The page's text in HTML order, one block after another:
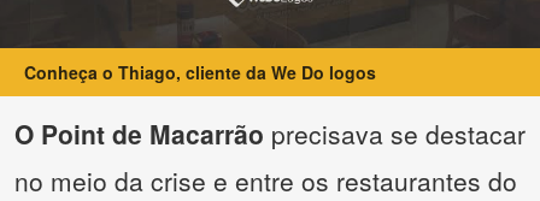
Conheça o Thiago, cliente da We Do logos
O Point de Macarrão precisava se destacar
no meio da crise e entre os restaurantes do